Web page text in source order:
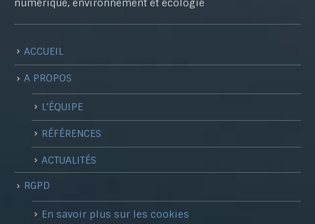
numérique, environnement et écologie
ACCUEIL
A PROPOS
L’ÉQUIPE
RÉFÉRENCES
ACTUALITÉS
RGPD
En savoir plus sur les cookies